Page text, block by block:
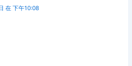
在 下午10:08